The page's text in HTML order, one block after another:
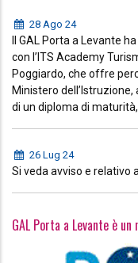
28 Ago 24
Il GAL Porta a Levante
con l’ITS Academy
Poggiardo, che offre
Ministero
di un diploma di
26 Lug 24
Si veda avviso e relativo
GAL Porta a Levante è